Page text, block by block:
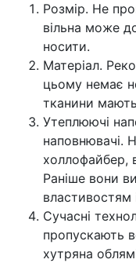
Розмір. Не
вільна може
носити.
Матеріал.
цьому немає
тканини
Утеплюючі
наповнювачі.
холлофайбер,
Раніше вони
властивостям
Сучасні
пропускають
хутряна